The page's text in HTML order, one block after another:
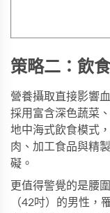
策略二：飲
營養攝取直接影響
採用富含深色蔬菜
地中海式飲食模式
肉、加工食品與精
礙。
更值得警覺的是腰
（42吋）的男性，